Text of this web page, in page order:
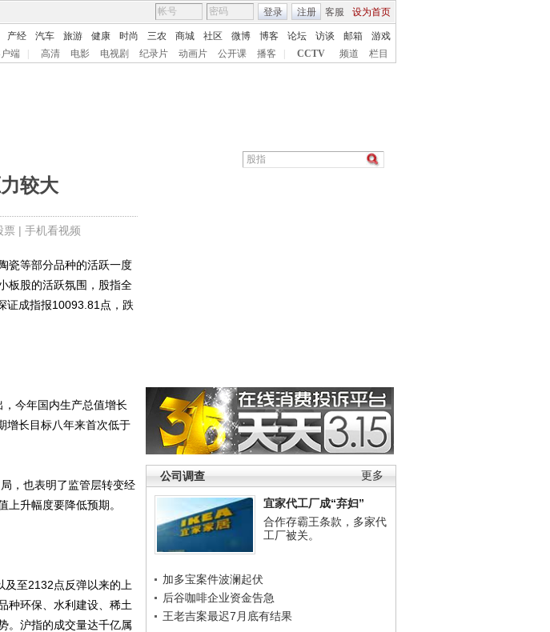
客服 设为首页
登录 注册
产经 汽车 旅游 健康 时尚 三农 商城 社区 微博 博客 论坛 访谈 邮箱
游戏
端 高清 电影 电视剧 纪录片 动画片 公开课 播客 CCTV 频道 栏目
较大
票 | 手机看视频
更多
公司调查
宜家代工厂成“弃妇”
合作存霸王条款，多家代
工厂被关。
加多宝案件波澜起伏
后谷咖啡企业资金告急
王老吉案最迟7月底有结果
等部分品种的活跃一度
板股的活跃氛围，股指全
证成指报10093.81点，跌
今年国内生产总值增长
增长目标八年来首次低于
，也表明了监管层转变经
升幅度要降低预期。
至2132点反弹以来的上
种环保、水利建设、稀土
。沪指的成交量达千亿属